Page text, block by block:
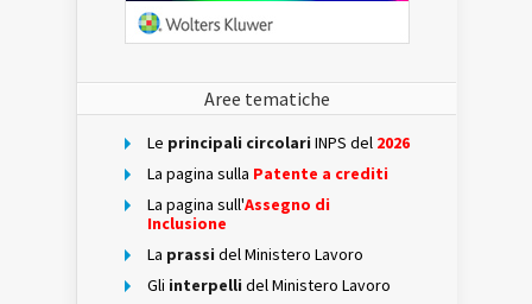
Aree tematiche
Le principali circolari INPS del 2026
La pagina sulla Patente a crediti
La pagina sull'Assegno di
Inclusione
La prassi del Ministero Lavoro
Gli interpelli del Ministero Lavoro